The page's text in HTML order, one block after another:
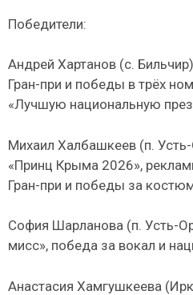
Победители:
Андрей Хартанов (с.
Гран-при и победы в трёх
«Лучшую национальную
Михаил Халбашкеев (п.
«Принц Крыма 2026»,
Гран-при и победы за
София Шарланова (п. Усть-
мисс», победа за вокал и
Анастасия Хамгушкеева